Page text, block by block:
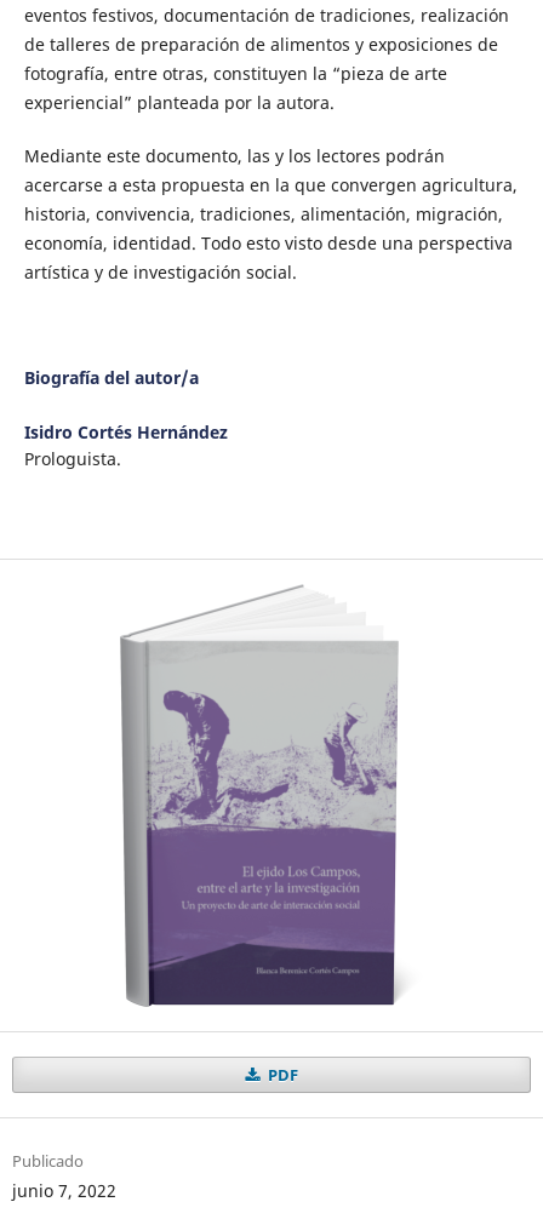
eventos festivos, documentación de tradiciones, realización
de talleres de preparación de alimentos y exposiciones de
fotografía, entre otras, constituyen la “pieza de arte
experiencial” planteada por la autora.
Mediante este documento, las y los lectores podrán
acercarse a esta propuesta en la que convergen agricultura,
historia, convivencia, tradiciones, alimentación, migración,
economía, identidad. Todo esto visto desde una perspectiva
artística y de investigación social.
Biografía del autor/a
Isidro Cortés Hernández
Prologuista.
PDF
Publicado
junio 7, 2022